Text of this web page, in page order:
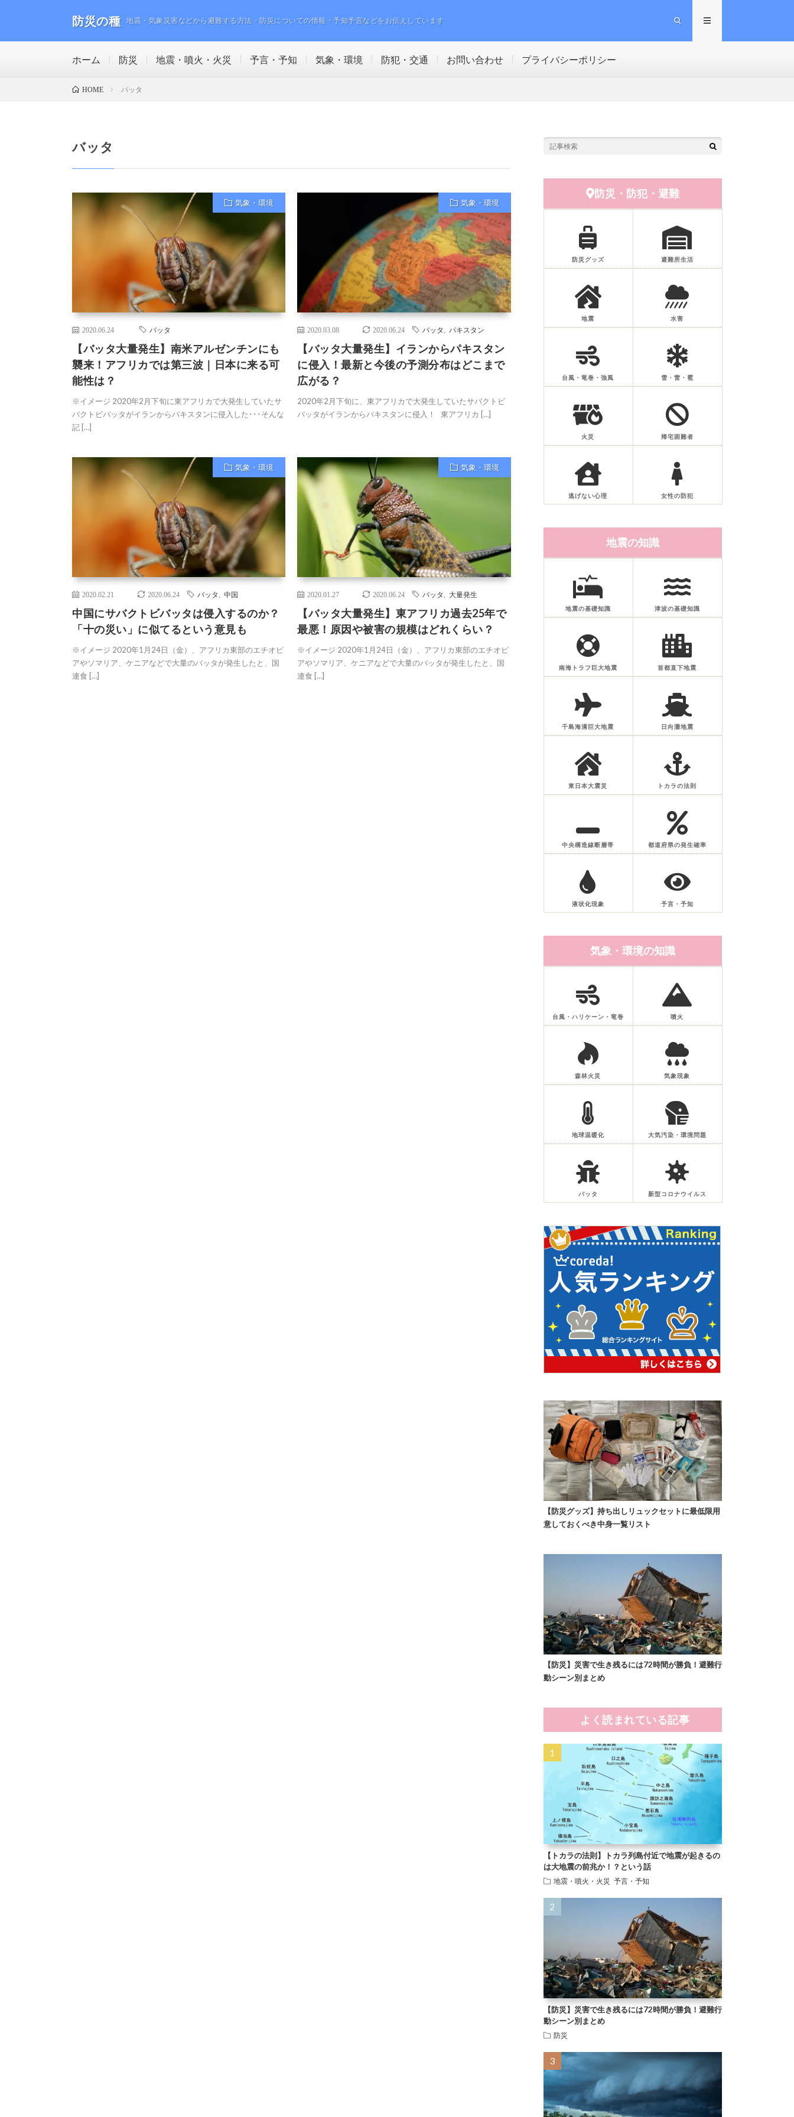
防災の種 地震・気象災害などから避難する方法・防災についての情報・予知予言などをお伝えしています
ホーム 防災 地震・噴火・火災 予言・予知 気象・環境 防犯・交通 お問い合わせ プライバシーポリシー
HOME バッタ
バッタ
気象・環境
2020.06.24 バッタ
【バッタ大量発生】南米アルゼンチンにも
襲来！アフリカでは第三波｜日本に来る可
能性は？
※イメージ 2020年2月下旬に東アフリカで大発生していたサ
バクトビバッタがイランからパキスタンに侵入した･･･そんな
記 […]
気象・環境
2020.03.08 2020.06.24 バッタ パキスタン
【バッタ大量発生】イランからパキスタン
に侵入！最新と今後の予測分布はどこまで
広がる？
2020年2月下旬に、東アフリカで大発生していたサバクトビ
バッタがイランからパキスタンに侵入！ 東アフリカ […]
気象・環境
2020.02.21 2020.06.24 バッタ 中国
中国にサバクトビバッタは侵入するのか？
「十の災い」に似てるという意見も
※イメージ 2020年1月24日（金）、アフリカ東部のエチオピ
アやソマリア、ケニアなどで大量のバッタが発生したと、国
連食 […]
気象・環境
2020.01.27 2020.06.24 バッタ 大量発生
【バッタ大量発生】東アフリカ過去25年で
最悪！原因や被害の規模はどれくらい？
※イメージ 2020年1月24日（金）、アフリカ東部のエチオピ
アやソマリア、ケニアなどで大量のバッタが発生したと、国
連食 […]
防災・防犯・避難
防災グッズ 避難所生活
地震 水害
台風・竜巻・強風 雪・雷・雹
火災 帰宅困難者
逃げない心理 女性の防犯
地震の知識
地震の基礎知識 津波の基礎知識
南海トラフ巨大地震 首都直下地震
千島海溝巨大地震 日向灘地震
東日本大震災 トカラの法則
中央構造線断層帯 都道府県の発生確率
液状化現象 予言・予知
気象・環境の知識
台風・ハリケーン・竜巻 噴火
森林火災 気象現象
地球温暖化 大気汚染・環境問題
バッタ 新型コロナウイルス
【防災グッズ】持ち出しリュックセットに最低限用
意しておくべき中身一覧リスト
【防災】災害で生き残るには72時間が勝負！避難行
動シーン別まとめ
よく読まれている記事
【トカラの法則】トカラ列島付近で地震が起きるの
は大地震の前兆か！？という話
地震・噴火・火災 予言・予知
【防災】災害で生き残るには72時間が勝負！避難行
動シーン別まとめ
防災